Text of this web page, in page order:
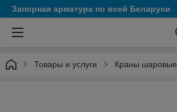
Запорная арматура по всей Беларуси
Товары и услуги Краны шаровые